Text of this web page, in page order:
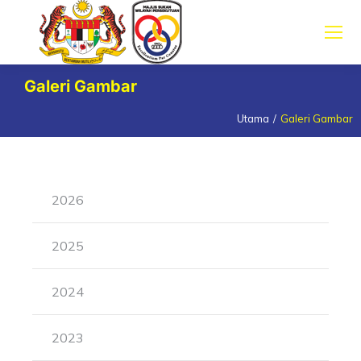
Galeri Gambar
Utama Galeri Gambar
2026
2025
2024
2023